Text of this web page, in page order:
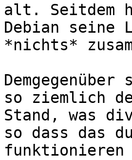
alt. Seitdem
Debian seine
*nichts*
so ziemlich
Stand, was
so dass das
funktionieren